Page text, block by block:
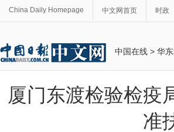
China Daily Homepage 中文网首页 时政
中国在线 > 华
厦门东渡检验检疫
准